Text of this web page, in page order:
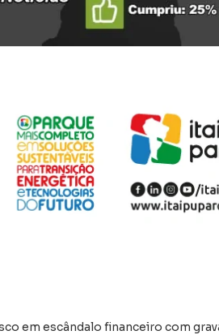
em escândalo financeiro com